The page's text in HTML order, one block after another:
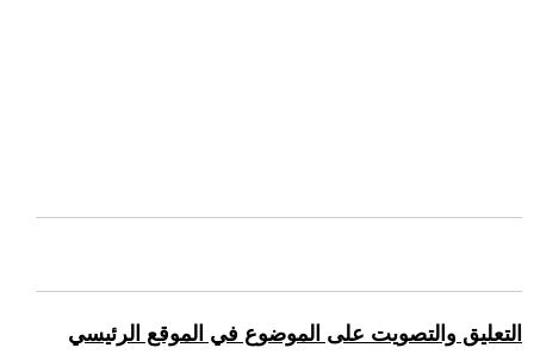
التعليق والتصويت على الموضوع في الموقع الرئيسي